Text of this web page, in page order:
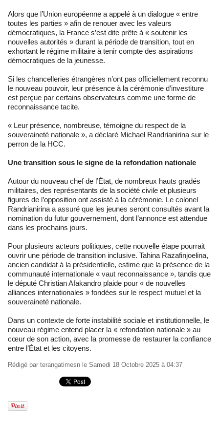
Alors que l’Union européenne a appelé à un dialogue « entre
toutes les parties » afin de renouer avec les valeurs
démocratiques, la France s’est dite prête à « soutenir les
nouvelles autorités » durant la période de transition, tout en
exhortant le régime militaire à tenir compte des aspirations
démocratiques de la jeunesse.
Si les chancelleries étrangères n’ont pas officiellement reconnu
le nouveau pouvoir, leur présence à la cérémonie d’investiture
est perçue par certains observateurs comme une forme de
reconnaissance tacite.
« Leur présence, nombreuse, témoigne du respect de la
souveraineté nationale », a déclaré Michael Randrianirina sur le
perron de la HCC.
Une transition sous le signe de la refondation nationale
Autour du nouveau chef de l’État, de nombreux hauts gradés
militaires, des représentants de la société civile et plusieurs
figures de l’opposition ont assisté à la cérémonie. Le colonel
Randrianirina a assuré que les jeunes seront consultés avant la
nomination du futur gouvernement, dont l’annonce est attendue
dans les prochains jours.
Pour plusieurs acteurs politiques, cette nouvelle étape pourrait
ouvrir une période de transition inclusive. Tahina Razafinjoelina,
ancien candidat à la présidentielle, estime que la présence de la
communauté internationale « vaut reconnaissance », tandis que
le député Christian Afakandro plaide pour « de nouvelles
alliances internationales » fondées sur le respect mutuel et la
souveraineté nationale.
Dans un contexte de forte instabilité sociale et institutionnelle, le
nouveau régime entend placer la « refondation nationale » au
cœur de son action, avec la promesse de restaurer la confiance
entre l’État et les citoyens.
Rédigé par terangatimesn le Samedi 18 Octobre 2025 à 04:37